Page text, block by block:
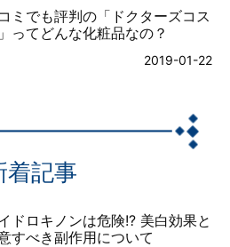
ミでも評判の「ドクターズコス
ってどんな化粧品なの？
2019-01-22
着記事
ドロキノンは危険!? 美白効果と
すべき副作用について